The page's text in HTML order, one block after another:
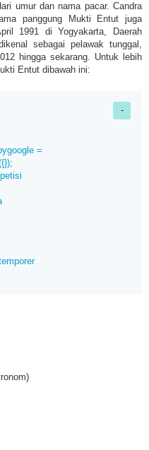
umur dan nama pacar. Candra
panggung Mukti Entut juga
1991 di Yogyakarta, Daerah
sebagai pelawak tunggal,
hingga sekarang. Untuk lebih
Entut dibawah ini:
=